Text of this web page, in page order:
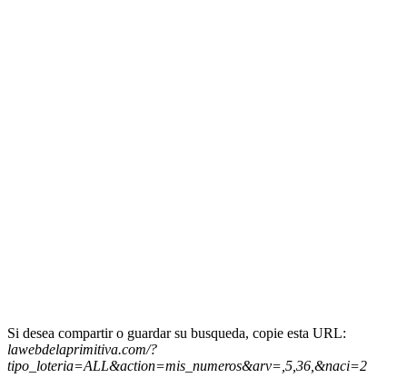
Si desea compartir o guardar su busqueda, copie esta URL:
lawebdelaprimitiva.com/?
tipo_loteria=ALL&action=mis_numeros&arv=,5,36,&naci=2